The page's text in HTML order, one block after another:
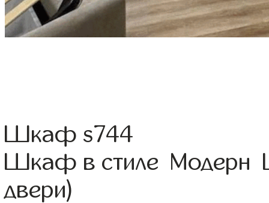
Шкаф s744
Шкаф в стиле Модерн
двери)